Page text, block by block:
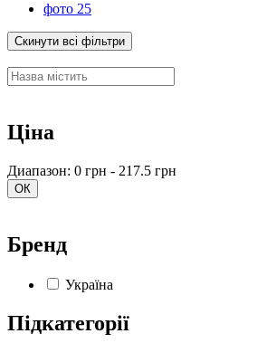
фото 25
Скинути всі фільтри
Ціна
Диапазон: 0 грн - 217.5 грн
ОК
Бренд
Україна
Підкатегорії